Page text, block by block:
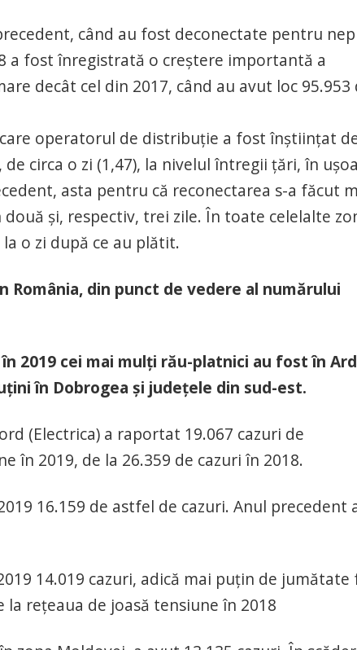
când au fost deconectate pentru
a fost înregistrată o creștere importantă a
decât cel din 2017, când au avut loc 95.953
operatorul de distribuţie a fost înştiinţat
circa o zi (1,47), la nivelul întregii ţări, în
asta pentru că reconectarea s-a făcut
și, respectiv, trei zile. În toate celelalte
o zi după ce au plătit.
din punct de vedere al numărului
2019 cei mai mulți rău-platnici au fost în
în Dobrogea și județele din sud-est.
(Electrica) a raportat 19.067 cazuri de
în 2019, de la 26.359 de cazuri în 2018.
16.159 de astfel de cazuri. Anul precedent
14.019 cazuri, adică mai puțin de jumătate
la reţeaua de joasă tensiune în 2018